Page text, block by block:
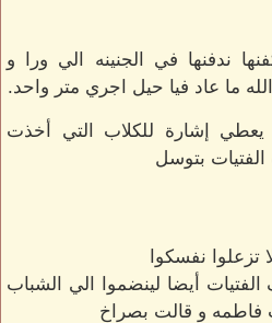
ندفنها في الجنينه الي ورا و
ما عاد فيا حيل اجري متر واحد.
إشارة للكلاب التي أخذت
بتوسل
نفسكوا
أيضا لينضموا الي الشباب
فاطمه و قالت بصراخ